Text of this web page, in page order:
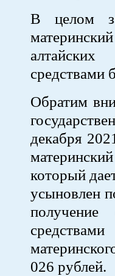
В целом
средствами
Обратим
декабря
который
усыновлен
026 рублей.